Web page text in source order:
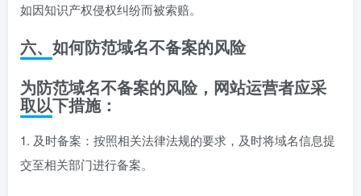
如因知识产权侵权纠纷而被索赔。
六、如何防范域名不备案的风险
为防范域名不备案的风险，网站运营者应采
取以下措施：
1. 及时备案：按照相关法律法规的要求，及时将域名信息提
交至相关部门进行备案。